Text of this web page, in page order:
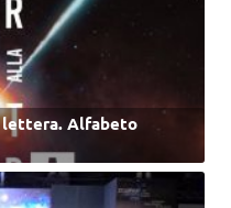
lettera. Alfabeto